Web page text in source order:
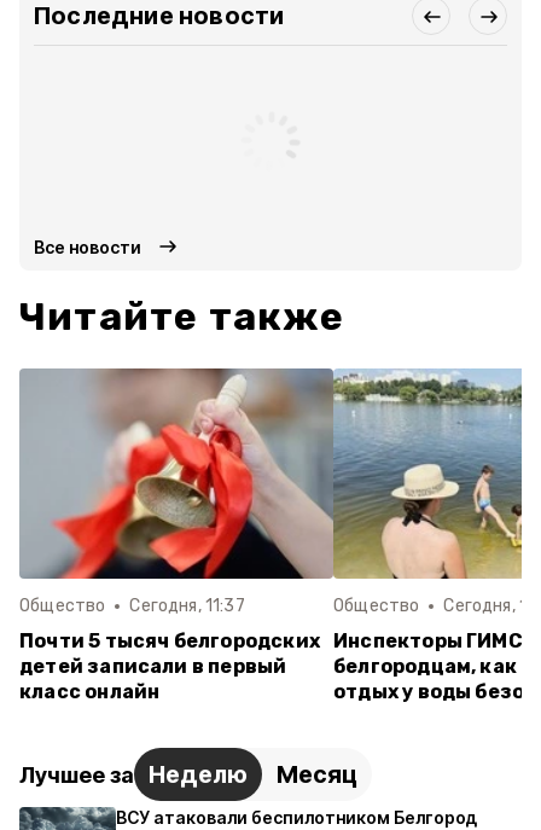
Последние новости
Все новости
Читайте также
Общество Сегодня, 11:37
Почти 5 тысяч белгородских
детей записали в первый
класс онлайн
Общество Сегодня,
Инспекторы ГИМС
белгородцам, как
отдых у воды
Лучшее за Неделю Месяц
ВСУ атаковали беспилотником Белгород